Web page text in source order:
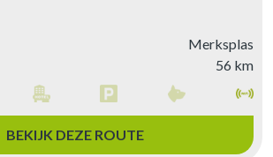
Merksplas
56 km
BEKIJK DEZE ROUTE